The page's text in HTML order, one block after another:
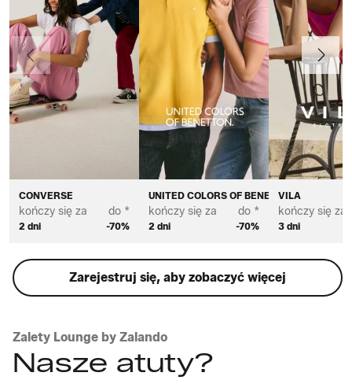
CONVERSE
kończy się za
2 dni
do *
-70%
UNITED COLORS OF BENETTON
kończy się za
2 dni
do *
-70%
VILA
kończy się za
3 dni
Poprzedni Dalej
Zarejestruj się, aby zobaczyć więcej
Zalety Lounge by Zalando
Nasze atuty?